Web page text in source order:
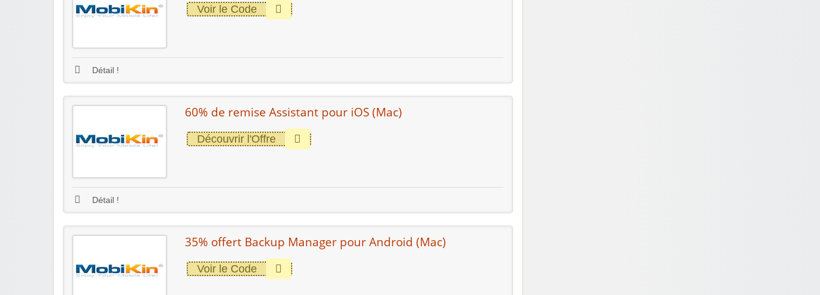
Voir le Code
Détail !
60% de remise Assistant pour iOS (Mac)
Découvrir l'Offre
Détail !
35% offert Backup Manager pour Android (Mac)
Voir le Code